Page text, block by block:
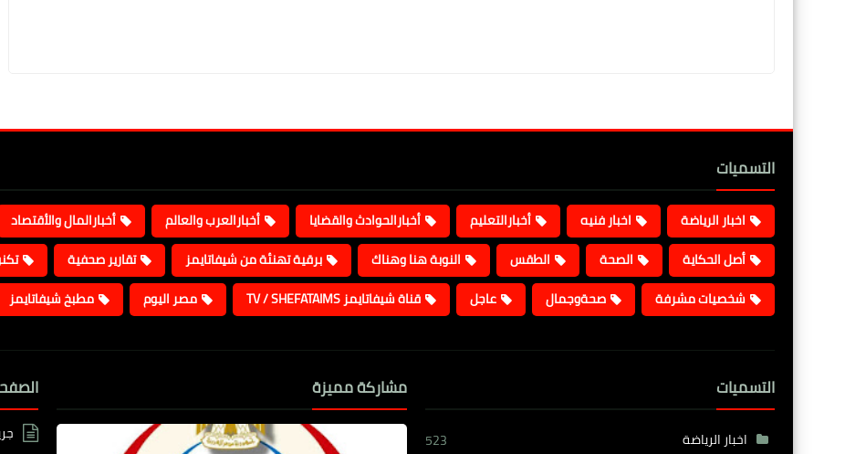
التسميات
اخبار الرياضة اخبار فنيه أخبارالتعليم أخبارالحوادث والقضايا أخبارالعرب والعالم أخبارالمال والأقتصاد
أصل الحكاية
الصحة الطقس النوبة هنا وهناك برقية تهنئة من شيفاتايمز تقارير صحفية
شخصيات مشرفة
صحةوجمال عاجل قناة شيفاتايمز TV / SHEFATAIMS مصر اليوم مطبخ شيفاتايمز
التسميات
اخبار الرياضة
523
مشاركة مميزة